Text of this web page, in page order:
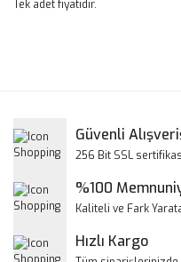
Tek adet fiyatıdır.
Ürün resmi kalitesiz,
Ürün bilgilerinde
Bu ürüne benzer farklı
Güvenli
256 Bit SSL
%100
Kaliteli ve Fark
Hızlı Kargo